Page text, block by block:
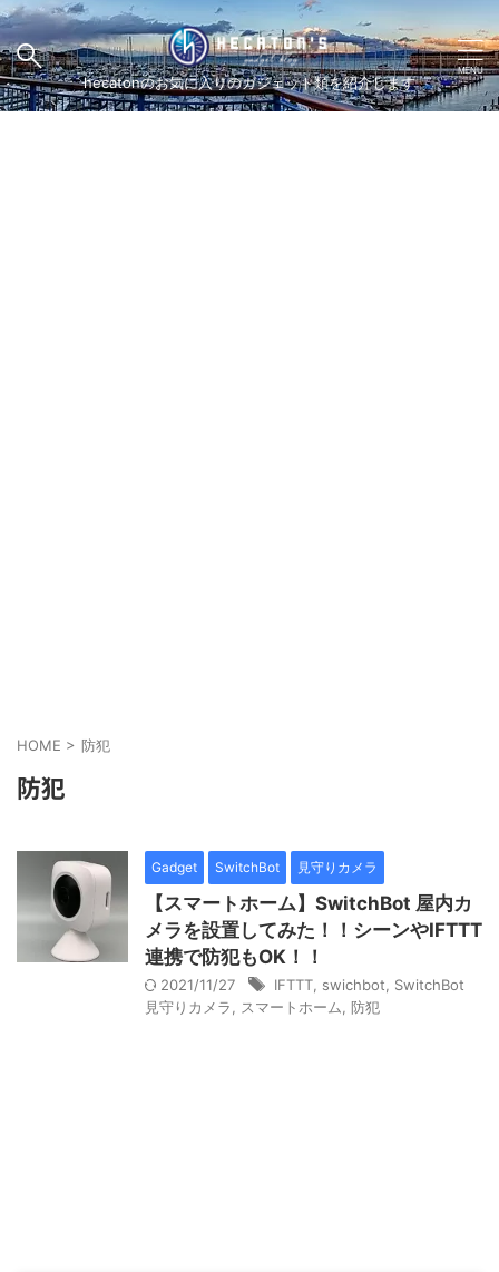
hecatonのお気に入りのガジェット類を紹介します
HOME > 防犯
防犯
Gadget SwitchBot 見守りカメラ
【スマートホーム】SwitchBot 屋内カ
メラを設置してみた！！シーンやIFTTT
連携で防犯もOK！！
2021/11/27 IFTTT swichbot
SwitchBot
見守りカメラ
スマートホーム 防犯